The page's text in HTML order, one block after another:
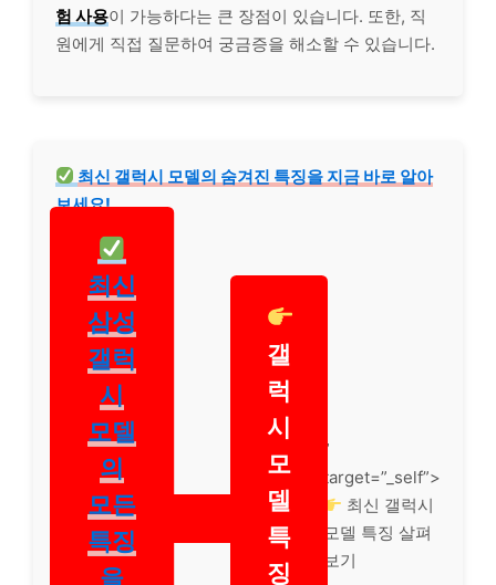
험 사용이 가능하다는 큰 장점이 있습니다. 또한, 직
원에게 직접 질문하여 궁금증을 해소할 수 있습니다.
최신 갤럭시 모델의 숨겨진 특징을 지금 바로 알아
보세요!
최신
삼성
갤럭
시
모델
의
모든
특징
을
갤
럭
시
모
델
특
징
”
target=”_self”>
최신 갤럭시
모델 특징 살펴
보기